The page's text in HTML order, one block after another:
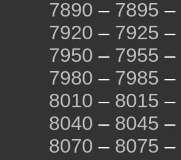
7890 – 7895 –
7920 – 7925 –
7950 – 7955 –
7980 – 7985 –
8010 – 8015 –
8040 – 8045 –
8070 – 8075 –